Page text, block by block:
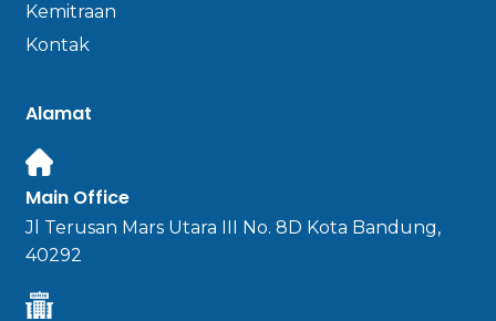
Kemitraan
Kontak
Alamat
Main Office
Jl Terusan Mars Utara III No. 8D Kota Bandung,
40292